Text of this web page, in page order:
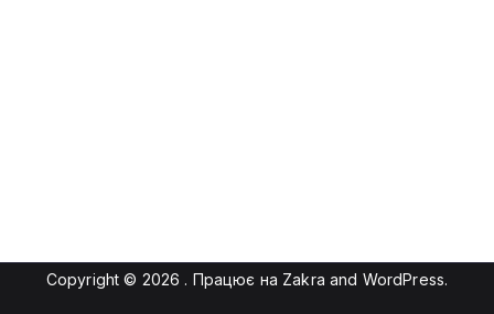
Copyright © 2026 . Працює на Zakra and WordPress.